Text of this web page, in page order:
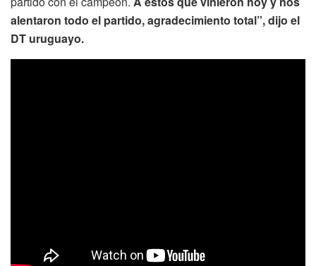
alentaron todo el partido, agradecimiento total”, dijo el
DT uruguayo.